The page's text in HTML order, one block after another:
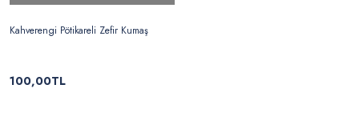
Kahverengi Pötikareli Zefir Kumaş
100,00TL